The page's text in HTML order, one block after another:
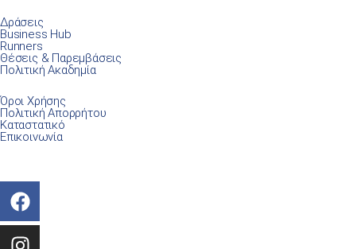
Δράσεις
Business Hub
Runners
Θέσεις & Παρεμβάσεις
Πολιτική Ακαδημία
Όροι Χρήσης
Πολιτική Απορρήτου
Καταστατικό
Επικοινωνία